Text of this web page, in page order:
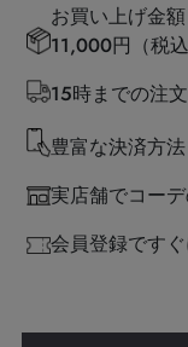
お買い上げ金額
11,000円（税
15時までの注
豊富な決済方法
実店舗でコー
会員登録です